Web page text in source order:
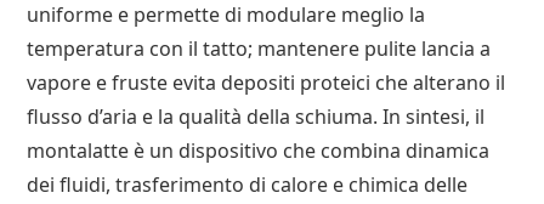
uniforme e permette di modulare meglio la
temperatura con il tatto; mantenere pulite lancia a
vapore e fruste evita depositi proteici che alterano il
flusso d’aria e la qualità della schiuma. In sintesi, il
montalatte è un dispositivo che combina dinamica
dei fluidi, trasferimento di calore e chimica delle